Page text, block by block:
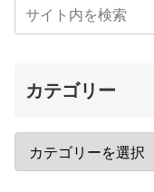
カテゴリー